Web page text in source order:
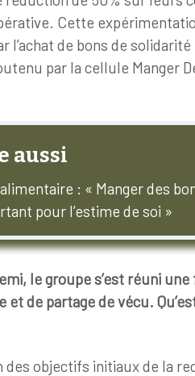
Cette
l’achat de bons de
par la cellule Manger
aussi
: « Manger des
pour l’estime de soi »
le groupe s’est réuni
et de partage de vécu.
des objectifs initiaux de la